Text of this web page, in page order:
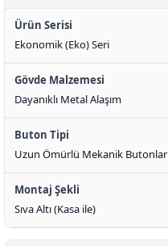
Ürün Serisi
Ekonomik (Eko) Seri
Gövde Malzemesi
Dayanıklı Metal Alaşım
Buton Tipi
Uzun Ömürlü Mekanik Butonlar
Montaj Şekli
Sıva Altı (Kasa ile)